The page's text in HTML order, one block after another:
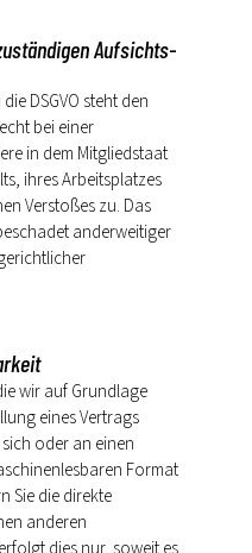
Aufsichts­
DSGVO steht den
bei einer
in dem Mitgliedstaat
ihres Arbeitsplatzes
Verstoßes zu. Das
anderweitiger
wir auf Grundlage
eines Vertrags
oder an einen
Format
Sie die direkte
anderen